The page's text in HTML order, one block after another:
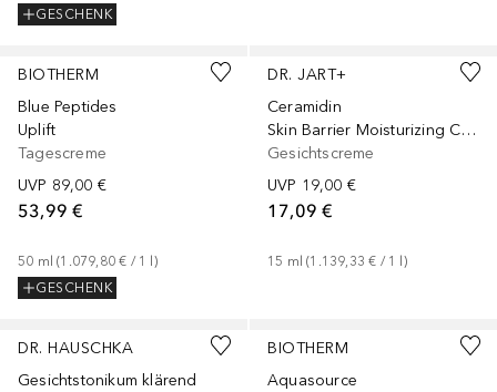
GESCHENK
BIOTHERM
Blue Peptides
Uplift
Tagescreme
UVP 89,00 €
53,99 €
50 ml (1.079,80 € / 1 l)
GESCHENK
Größen
DR. JART+
Ceramidin
Skin Barrier Moisturizing Cream
Gesichtscreme
UVP 19,00 €
17,09 €
15 ml (1.139,33 € / 1 l)
DR. HAUSCHKA
Gesichtstonikum klärend
BIOTHERM
Aquasource